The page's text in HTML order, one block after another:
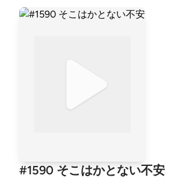
#1590 そこはかとない不安